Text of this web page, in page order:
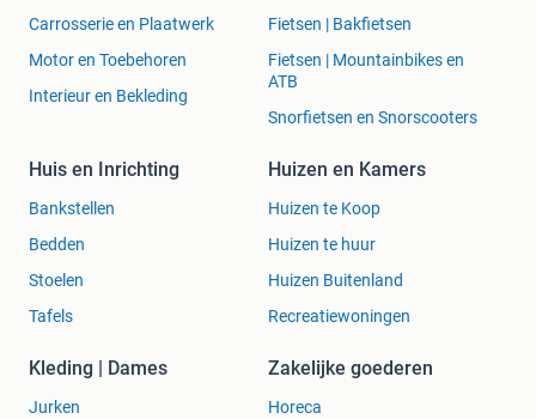
Carrosserie en Plaatwerk
Motor en Toebehoren
Interieur en Bekleding
Fietsen | Bakfietsen
Fietsen | Mountainbikes en
ATB
Snorfietsen en Snorscooters
Huis en Inrichting
Bankstellen
Bedden
Stoelen
Tafels
Huizen en Kamers
Huizen te Koop
Huizen te huur
Huizen Buitenland
Recreatiewoningen
Kleding | Dames
Jurken
Zakelijke goederen
Horeca